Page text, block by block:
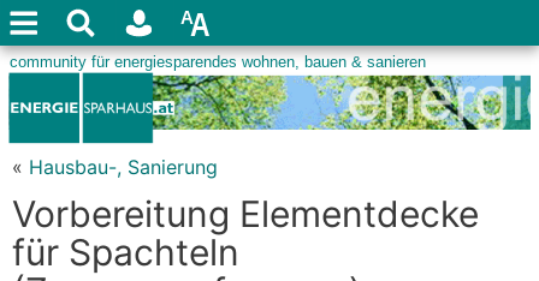
« Hausbau-, Sanierung
Vorbereitung Elementdecke
für Spachteln